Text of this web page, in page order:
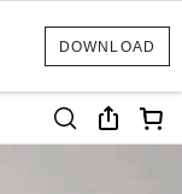
DOWNLOAD